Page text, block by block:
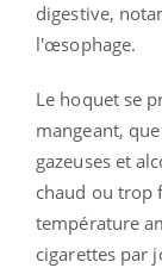
digestive,
l'œsophage.
Le hoquet se
mangeant,
gazeuses et
chaud ou trop
température
cigarettes par